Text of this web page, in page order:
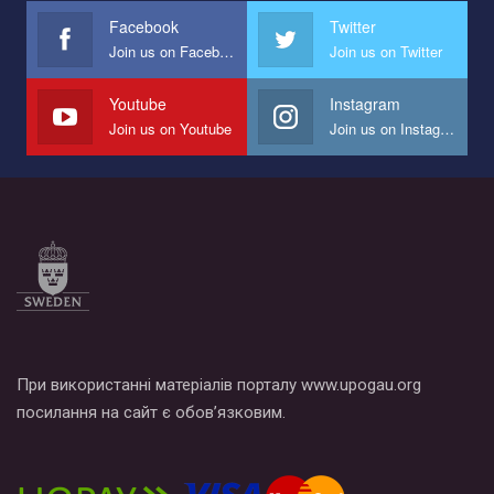
представляющий программу развития организации.
Мы просим вас поддержать нас и помочь нам реализовать
наш план по борьбе с насилием и дискриминацией на почве
СОГИ в Украине.
Все, что вам нужно сделать - это зайти на наш канал YouTube
по этой ссылке и поставить лайк под видео.
Facebook
Join us on Facebook
Twitter
Join us on Twitter
Youtube
Join us on Youtube
Instagram
Join us on Instagram
При використанні матеріалів порталу www.upogau.org
посилання на сайт є обов’язковим.